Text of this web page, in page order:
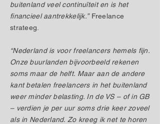
buitenland veel continuïteit en is het
financieel aantrekkelijk.”Freelance
strateeg.
“Nederland is voor freelancers hemels fijn.
Onze buurlanden bijvoorbeeld rekenen
soms maar de helft. Maar aan de andere
kant betalen freelancers in het buitenland
weer minder belasting. In de VS – of in GB
– verdien je per uur soms drie keer zoveel
als in Nederland. Zo kreeg ik net te horen